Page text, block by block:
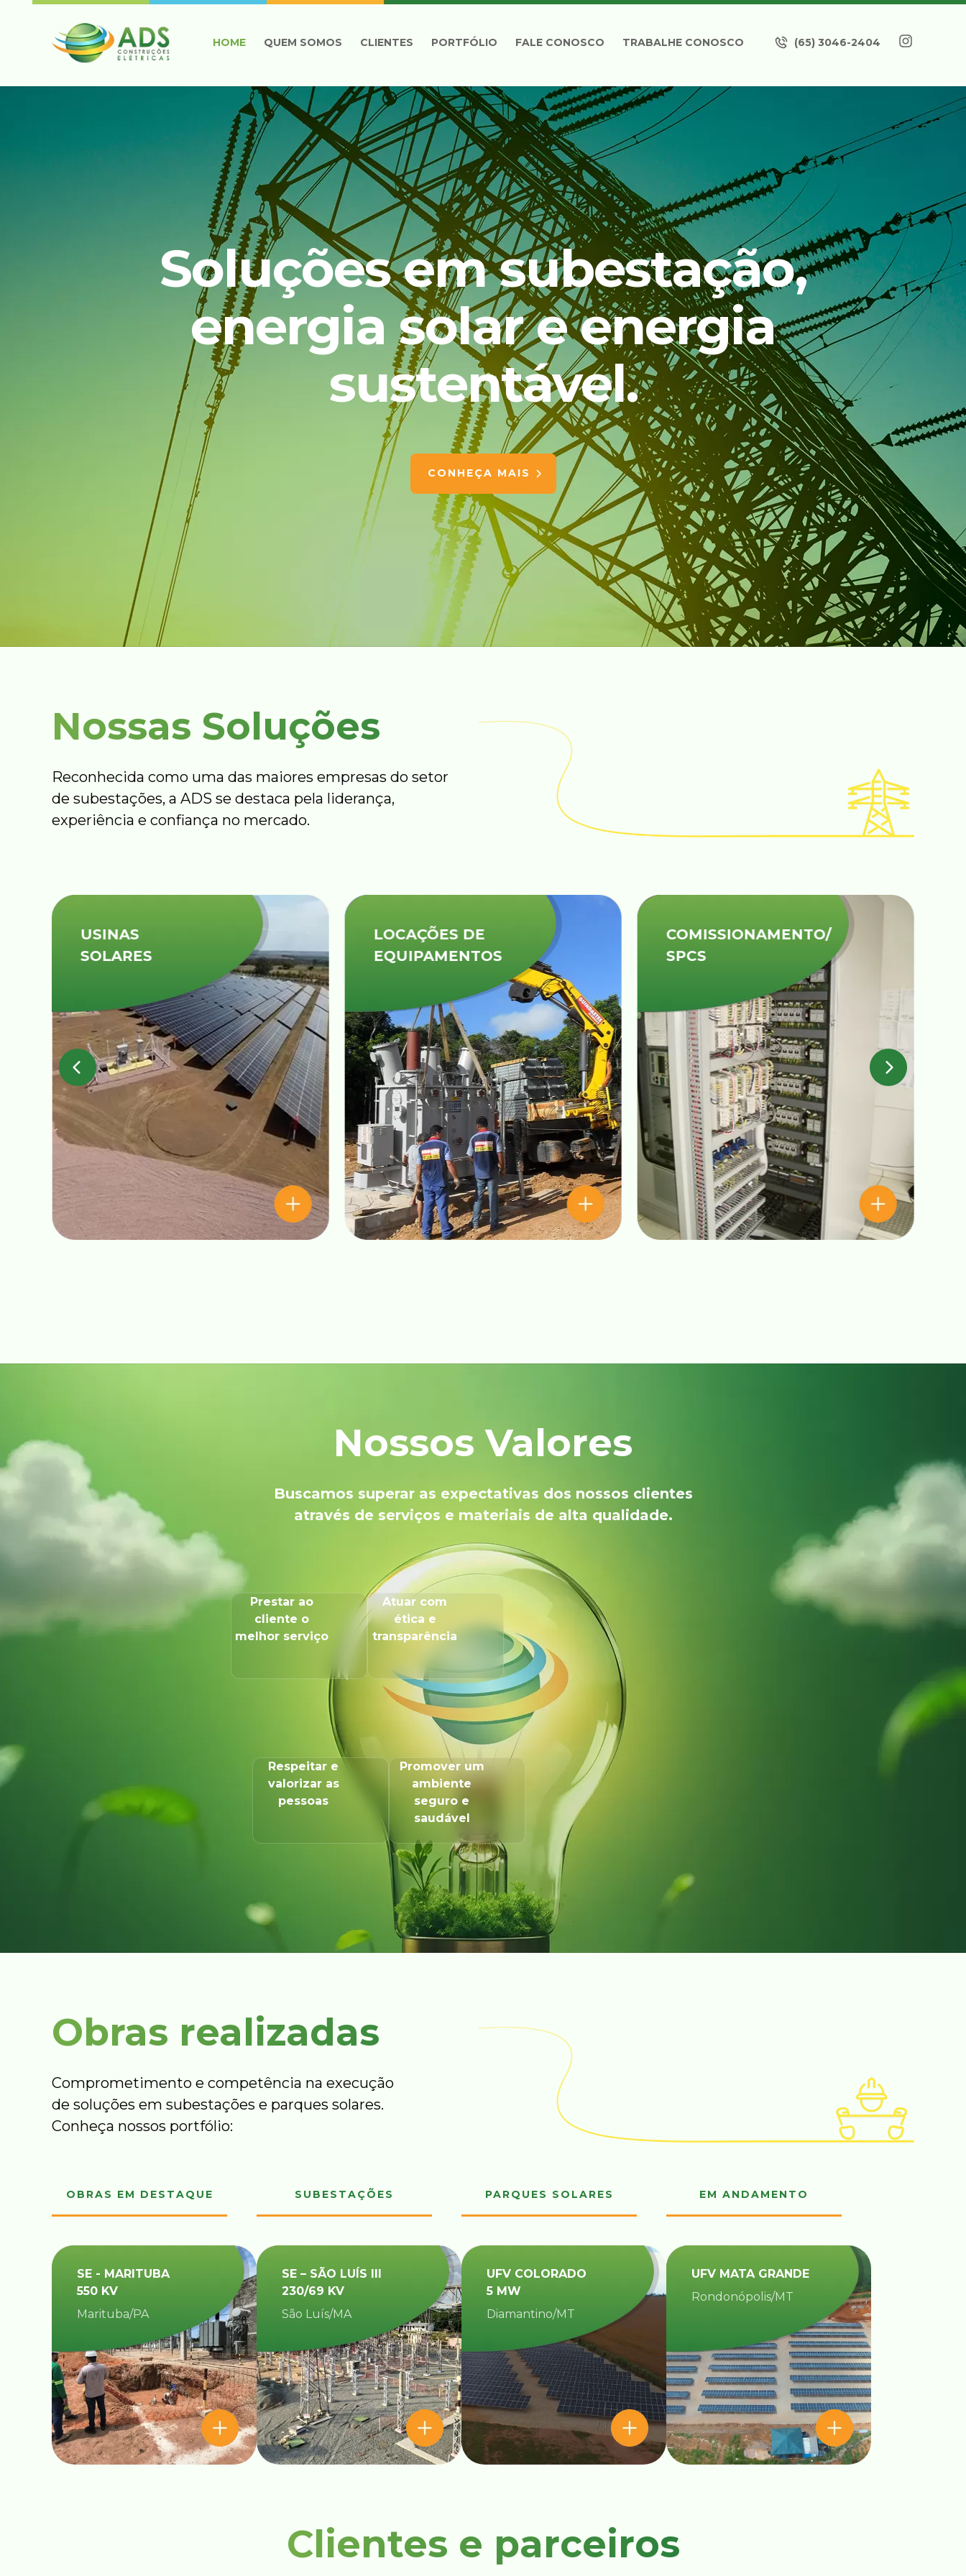
HOME QUEM SOMOS CLIENTES PORTFÓLIO FALE CONOSCO TRABALHE CONOSCO (65) 3046-2404
Soluções em subestação,
energia solar e energia
sustentável.
CONHEÇA MAIS
Nossas Soluções
Reconhecida como uma das maiores empresas do setor
de subestações, a ADS se destaca pela liderança,
experiência e confiança no mercado.
USINAS
SOLARES
LOCAÇÕES DE
EQUIPAMENTOS
COMISSIONAMENTO/
SPCS
Nossos Valores
Buscamos superar as expectativas dos nossos clientes
através de serviços e materiais de alta qualidade.
Prestar ao
cliente o
melhor serviço
Atuar com
ética e
transparência
Respeitar e
valorizar as
pessoas
Promover um
ambiente
seguro e
saudável
Obras realizadas
Comprometimento e competência na execução
de soluções em subestações e parques solares.
Conheça nossos portfólio:
OBRAS EM DESTAQUE
SE - MARITUBA
550 KV
Marituba/PA
SUBESTAÇÕES
SE – SÃO LUÍS III
230/69 KV
São Luís/MA
PARQUES SOLARES
UFV COLORADO
5 MW
Diamantino/MT​
EM ANDAMENTO
UFV MATA GRANDE​
Rondonópolis/MT
Clientes e parceiros